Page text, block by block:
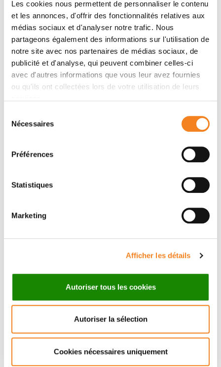
Les cookies nous permettent de personnaliser le contenu
et les annonces, d'offrir des fonctionnalités relatives aux
médias sociaux et d'analyser notre trafic. Nous
partageons également des informations sur l'utilisation de
notre site avec nos partenaires de médias sociaux, de
publicité et d'analyse, qui peuvent combiner celles-ci
avec d'autres informations que vous leur avez fournies
ou qu'ils ont collectées lors de votre utilisation de leurs
Nécessaires
Préférences
Statistiques
Marketing
Afficher les détails
Autoriser tous les cookies
Autoriser la sélection
Cookies nécessaires uniquement
© Voreak Suybeng/ Institut Curie
Le comité scientifique de la SIOP a sélectionné les
six résumés les mieux notés dans les domaines des
sciences fondamentales et translationnelles, des
essais cliniques et du développement de
programmes d'oncologie pédiatrique qui ont été
présentés. La présentation jugée la meilleure dans
constitutionnelle et praticienne spécialiste à
Médecine diagnostique et théranostique / PMDT -
communication orale sur une
génétique et des biomarqueurs du
rétinoblastome.
Cette méthode de séquençage
de fragments tumoraux et d’ADN tumoral libre dans
le plasma et l’humeur aqueuse (liquide prélevé dans
la chambre antérieure de l’œil, permettant un accès
rétinoblastome bénéficiant de traitement
Référence :Molecular diagnosis of